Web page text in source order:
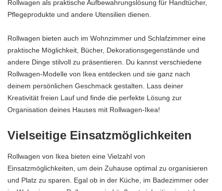
Rollwagen als praktische Aufbewahrungslösung für Handtücher,
Pflegeprodukte und andere Utensilien dienen.
Rollwagen bieten auch im Wohnzimmer und Schlafzimmer eine
praktische Möglichkeit, Bücher, Dekorationsgegenstände und
andere Dinge stilvoll zu präsentieren. Du kannst verschiedene
Rollwagen-Modelle von Ikea entdecken und sie ganz nach
deinem persönlichen Geschmack gestalten. Lass deiner
Kreativität freien Lauf und finde die perfekte Lösung zur
Organisation deines Hauses mit Rollwagen-Ikea!
Vielseitige Einsatzmöglichkeiten
Rollwagen von Ikea bieten eine Vielzahl von
Einsatzmöglichkeiten, um dein Zuhause optimal zu organisieren
und Platz zu sparen. Egal ob in der Küche, im Badezimmer oder